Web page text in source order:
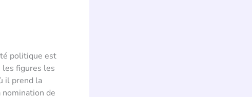
politique est
les figures les
il prend la
de